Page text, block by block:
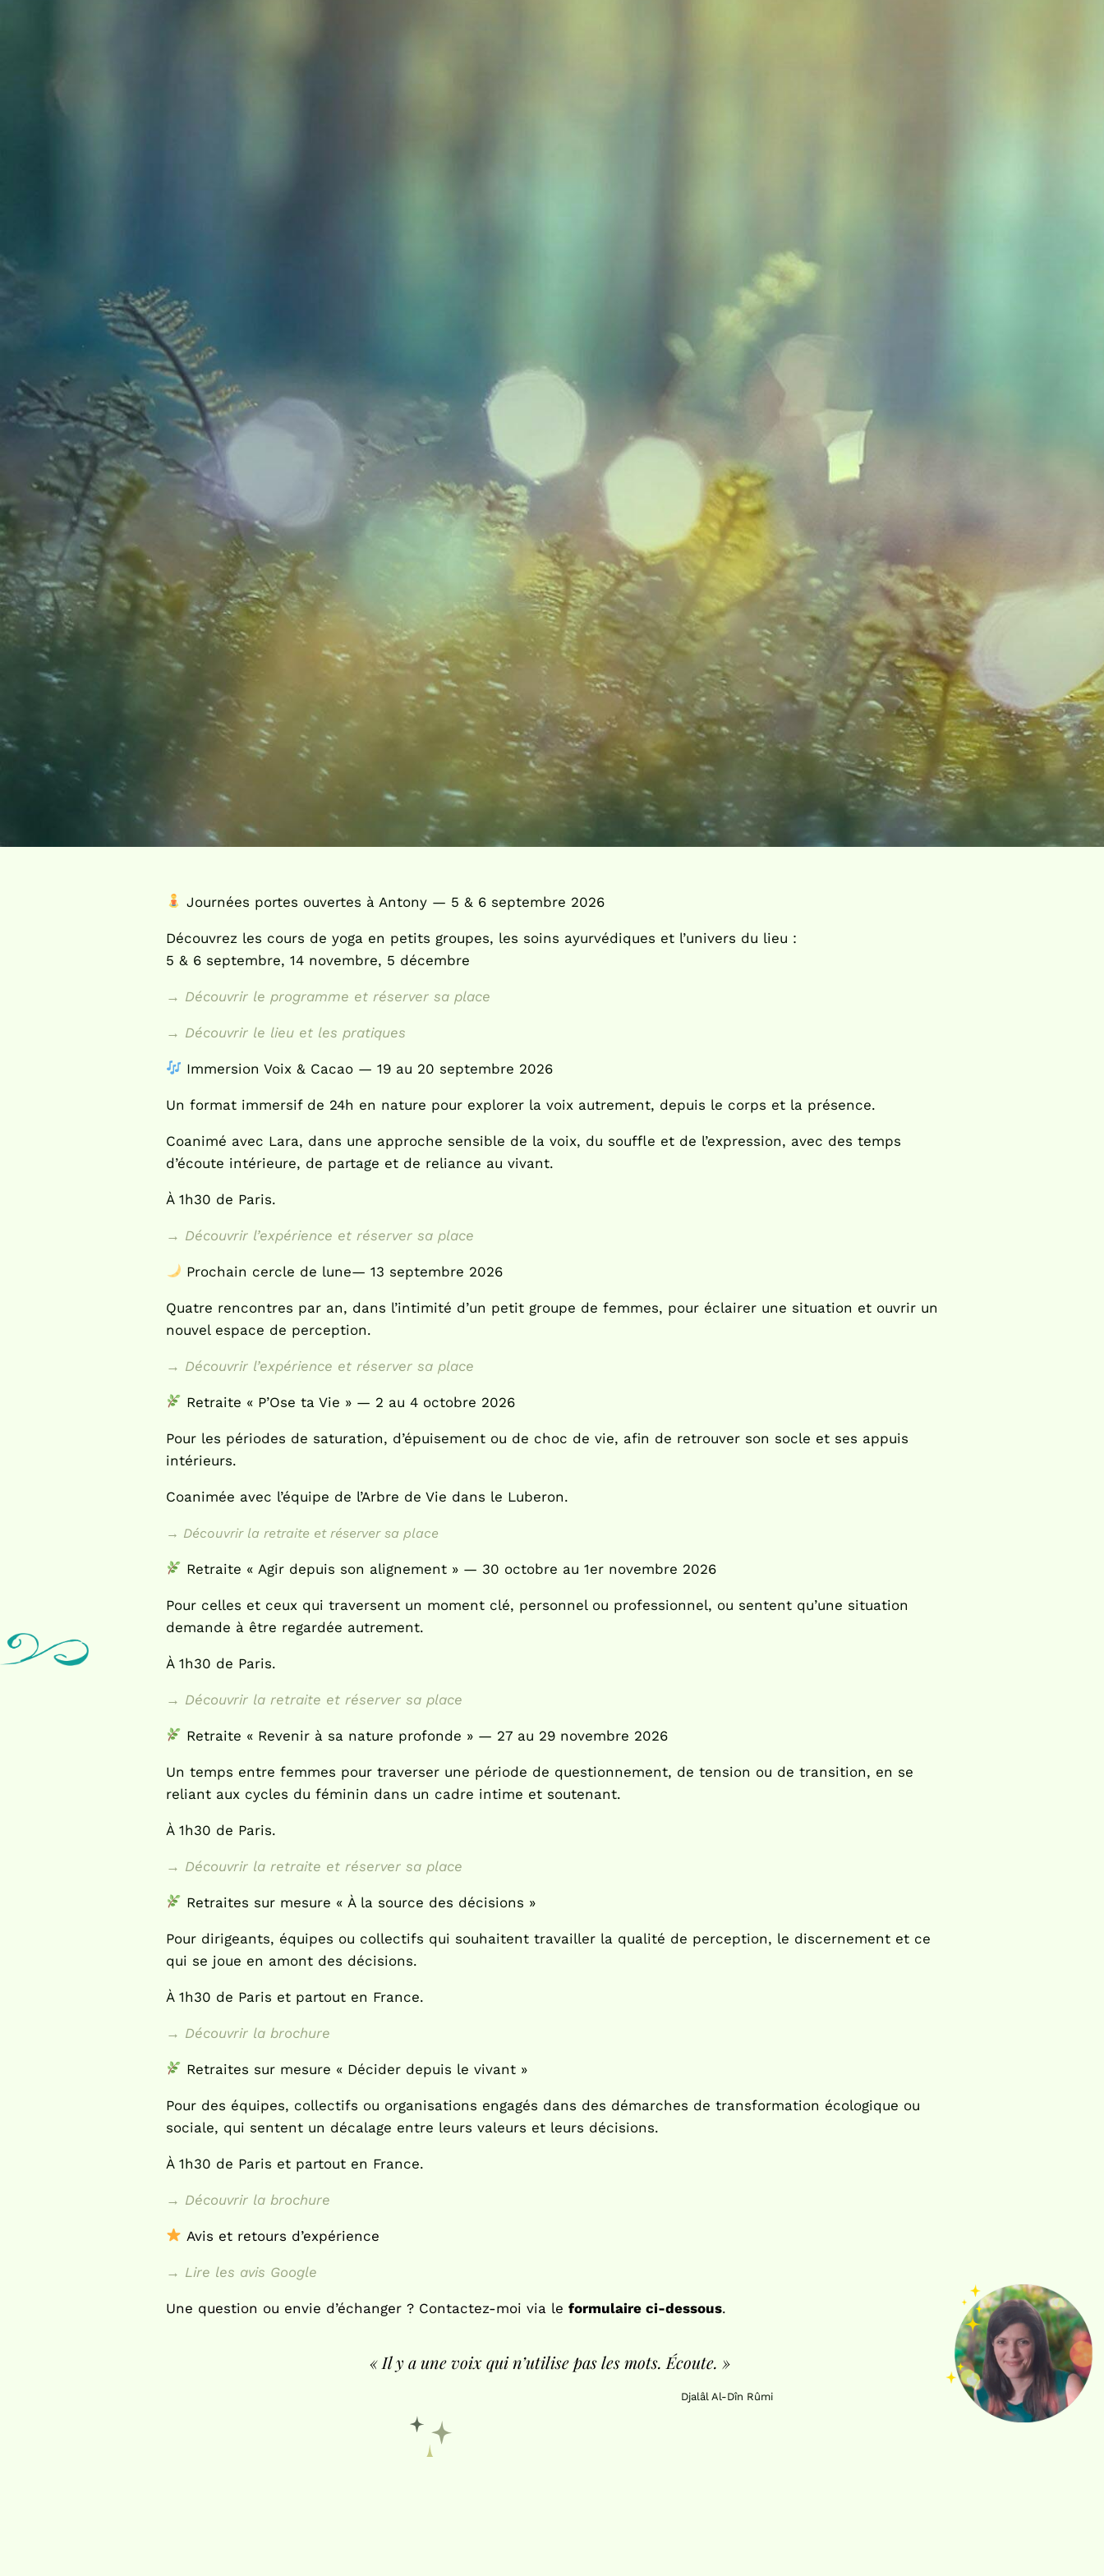
Journées portes ouvertes à Antony — 5 & 6 septembre 2026
Découvrez les cours de yoga en petits groupes, les soins ayurvédiques et l’univers du lieu :
5 & 6 septembre, 14 novembre, 5 décembre
→ Découvrir le programme et réserver sa place
→ Découvrir le lieu et les pratiques
Immersion Voix & Cacao — 19 au 20 septembre 2026
Un format immersif de 24h en nature pour explorer la voix autrement, depuis le corps et la présence.
Coanimé avec Lara, dans une approche sensible de la voix, du souffle et de l’expression, avec des temps
d’écoute intérieure, de partage et de reliance au vivant.
À 1h30 de Paris.
→ Découvrir l’expérience et réserver sa place
Prochain cercle de lune— 13 septembre 2026
Quatre rencontres par an, dans l’intimité d’un petit groupe de femmes, pour éclairer une situation et ouvrir un
nouvel espace de perception.
→ Découvrir l’expérience et réserver sa place
Retraite « P’Ose ta Vie » — 2 au 4 octobre 2026
Pour les périodes de saturation, d’épuisement ou de choc de vie, afin de retrouver son socle et ses appuis
intérieurs.
Coanimée avec l’équipe de l’Arbre de Vie dans le Luberon.
→ Découvrir la retraite et réserver sa place
Retraite « Agir depuis son alignement » — 30 octobre au 1er novembre 2026
Pour celles et ceux qui traversent un moment clé, personnel ou professionnel, ou sentent qu’une situation
demande à être regardée autrement.
À 1h30 de Paris.
→ Découvrir la retraite et réserver sa place
Retraite « Revenir à sa nature profonde » — 27 au 29 novembre 2026
Un temps entre femmes pour traverser une période de questionnement, de tension ou de transition, en se
reliant aux cycles du féminin dans un cadre intime et soutenant.
À 1h30 de Paris.
→ Découvrir la retraite et réserver sa place
Retraites sur mesure « À la source des décisions »
Pour dirigeants, équipes ou collectifs qui souhaitent travailler la qualité de perception, le discernement et ce
qui se joue en amont des décisions.
À 1h30 de Paris et partout en France.
→ Découvrir la brochure
Retraites sur mesure « Décider depuis le vivant »
Pour des équipes, collectifs ou organisations engagés dans des démarches de transformation écologique ou
sociale, qui sentent un décalage entre leurs valeurs et leurs décisions.
À 1h30 de Paris et partout en France.
→ Découvrir la brochure
Avis et retours d’expérience
→ Lire les avis Google
Une question ou envie d’échanger ? Contactez-moi via le formulaire ci-dessous.
« Il y a une voix qui n’utilise pas les mots. Écoute. »
Djalâl Al-Dîn Rûmi